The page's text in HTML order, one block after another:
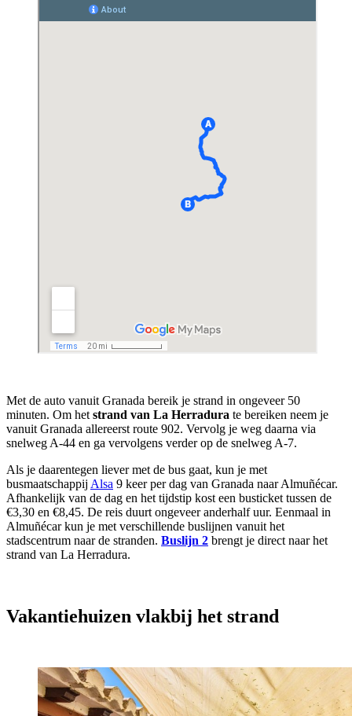
Met de auto vanuit Granada bereik je strand in ongeveer 50
minuten. Om het strand van La Herradura te bereiken neem je
vanuit Granada allereerst route 902. Vervolg je weg daarna via
snelweg A-44 en ga vervolgens verder op de snelweg A-7.
Als je daarentegen liever met de bus gaat, kun je met
busmaatschappij Alsa 9 keer per dag van Granada naar Almuñécar.
Afhankelijk van de dag en het tijdstip kost een busticket tussen de
€3,30 en €8,45. De reis duurt ongeveer anderhalf uur. Eenmaal in
Almuñécar kun je met verschillende buslijnen vanuit het
stadscentrum naar de stranden. Buslijn 2 brengt je direct naar het
strand van La Herradura.
Vakantiehuizen vlakbij het strand